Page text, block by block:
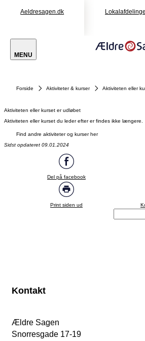
Aeldresagen.dk
MENU
Forside Aktiviteter & kurser Aktiviteten eller
Aktiviteten eller kurset er udløbet
Aktiviteten eller kurset du leder efter er findes ikke længere.
Find andre aktiviteter og kurser her
Sidst opdateret 09.01.2024
Del på facebook
Print siden ud
Kontakt
Ældre Sagen
Snorresgade 17-19